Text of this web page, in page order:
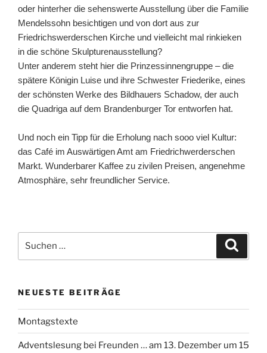
oder hinterher die sehenswerte Ausstellung über die Familie
Mendelssohn besichtigen und von dort aus zur
Friedrichswerderschen Kirche und vielleicht mal rinkieken
in die schöne Skulpturenausstellung?
Unter anderem steht hier die Prinzessinnengruppe – die
spätere Königin Luise und ihre Schwester Friederike, eines
der schönsten Werke des Bildhauers Schadow, der auch
die Quadriga auf dem Brandenburger Tor entworfen hat.
Und noch ein Tipp für die Erholung nach sooo viel Kultur:
das Café im Auswärtigen Amt am Friedrichwerderschen
Markt. Wunderbarer Kaffee zu zivilen Preisen, angenehme
Atmosphäre, sehr freundlicher Service.
nach:
NEUESTE BEITRÄGE
Montagstexte
Adventslesung bei Freunden … am 13. Dezember um 15